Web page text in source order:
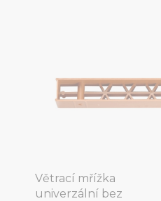
Větrací mřížka
univerzální bez